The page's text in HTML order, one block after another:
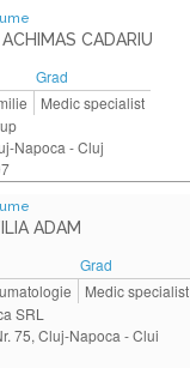
CADARIU
Grad
Medic specialist
Napoca - Cluj
ADAM
Grad
Medic specialist
SRL
75, Cluj-Napoca - Clui